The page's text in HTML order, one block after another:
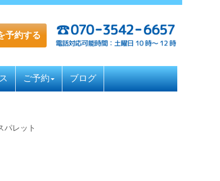
予約する
ご予約 ブログ
レット